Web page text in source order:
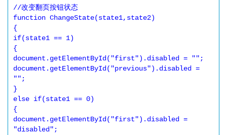
//改变翻页按钮状态
function ChangeState(state1,state2)
{
if(state1 == 1)
{
document.getElementById("first").disabled = "";
document.getElementById("previous").disabled =
"";
}
else if(state1 == 0)
{
document.getElementById("first").disabled =
"disabled";